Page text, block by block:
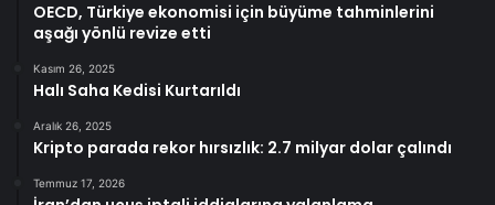
OECD, Türkiye ekonomisi için büyüme tahminlerini
aşağı yönlü revize etti
Kasım 26, 2025
Halı Saha Kedisi Kurtarıldı
Aralık 26, 2025
Kripto parada rekor hırsızlık: 2.7 milyar dolar çalındı
Temmuz 17, 2026